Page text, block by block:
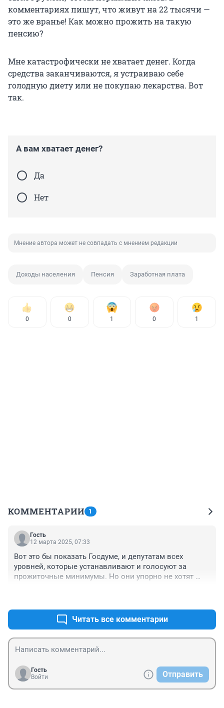
комментариях пишут, что живут на 22 тысячи —
это же вранье! Как можно прожить на такую
пенсию?
Мне катастрофически не хватает денег. Когда
средства заканчиваются, я устраиваю себе
голодную диету или не покупаю лекарства. Вот
так.
А вам хватает денег?
Да
Нет
Мнение автора может не совпадать с мнением редакции
Доходы населения Пенсия Заработная плата
0 0 1 0 1
КОММЕНТАРИИ 1
Гость
12 марта 2025, 07:33
Вот это бы показать Госдуме, и депутатам всех
уровней, которые устанавливают и голосуют за
прожиточные минимумы. Но они упорно не хотят
над людьми!
Читать все комментарии
Гость
Войти
Отправить